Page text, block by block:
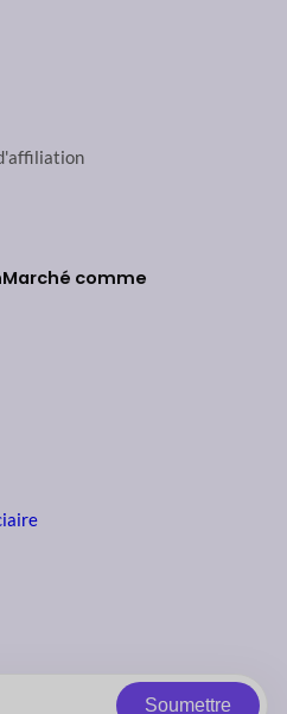
Marché comme
Soumettre